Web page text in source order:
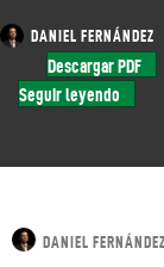
DANIEL FERNÁNDEZ
Descargar PDF
Seguir leyendo
DANIEL FERNÁNDEZ